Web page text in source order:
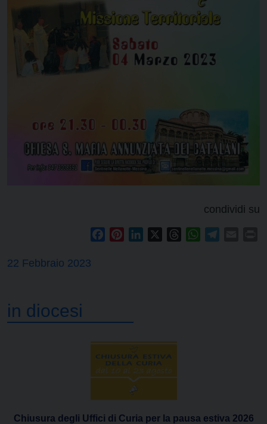
condividi su
FacebookPinterestLinkedIn ThreadsWhatsApp
22 Febbraio 2023
in diocesi
Chiusura degli Uffici di Curia per la pausa estiva 2026